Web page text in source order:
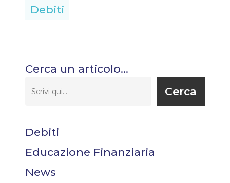
Debiti
Cerca un articolo…
Cerca
Debiti
Educazione Finanziaria
News